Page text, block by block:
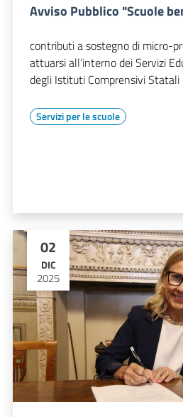
Avviso Pubblico "Scuole
contributi a sostegno di micro-
attuarsi all’interno dei Servizi
degli Istituti Comprensivi
Servizi per le scuole
02
DIC
2025